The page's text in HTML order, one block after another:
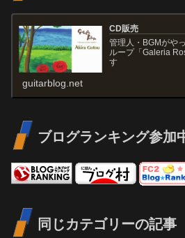
CD販売
管理人・BGMがや
ループ「Galeria
す
guitarblog.net
ブログランキング参加
同じカテゴリーの記事